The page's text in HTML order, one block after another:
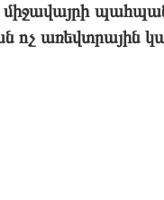
ոչ առեվտրային